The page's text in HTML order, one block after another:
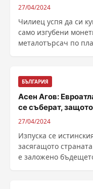
27/04/2024
Чилиец успя да си
само изгубени
металотърсач по
БЪЛГАРИЯ
Асен Агов:
се съберат,
27/04/2024
Изпуска се
засягащото
е заложено